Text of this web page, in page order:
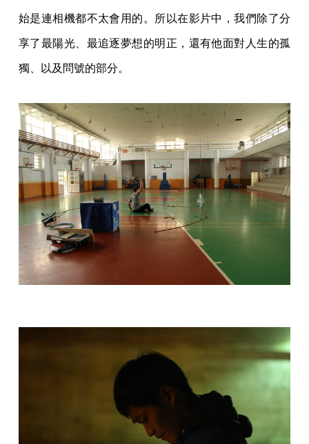
始是連相機都不太會用的。所以在影片中，我們除了分
享了最陽光、最追逐夢想的明正，還有他面對人生的孤
獨、以及問號的部分。